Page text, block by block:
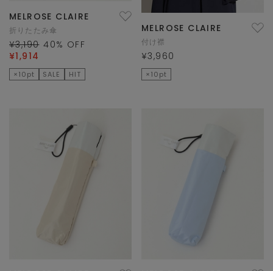
MELROSE CLAIRE
折りたたみ傘
¥3,190 40% OFF
¥1,914
×10pt SALE HIT
MELROSE CLAIRE
付け襟
¥3,960
×10pt